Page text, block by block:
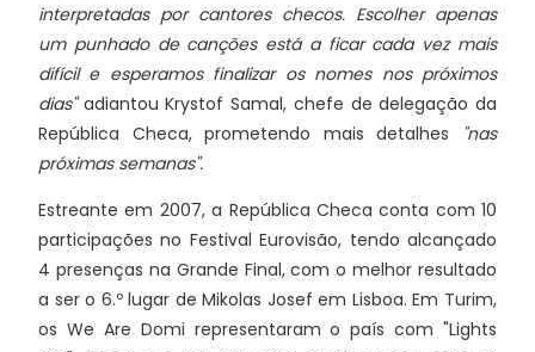
interpretadas por cantores checos. Escolher apenas
um punhado de canções está a ficar cada vez mais
difícil e esperamos finalizar os nomes nos próximos
dias"adiantou Krystof Samal, chefe de delegação da
República Checa, prometendo mais detalhes "nas
próximas semanas".
Estreante em 2007, a República Checa conta com 10
participações no Festival Eurovisão, tendo alcançado
4 presenças na Grande Final, com o melhor resultado
a ser o 6.º lugar de Mikolas Josef em Lisboa. Em Turim,
os We Are Domi representaram o país com "Lights